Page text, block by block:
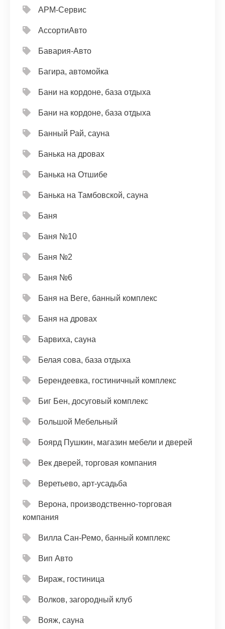
АРМ-Сервис
АссортиАвто
Бавария-Авто
Багира, автомойка
Бани на кордоне, база отдыха
Бани на кордоне, база отдыха
Банный Рай, сауна
Банька на дровах
Банька на Отшибе
Банька на Тамбовской, сауна
Баня
Баня №10
Баня №2
Баня №6
Баня на Веге, банный комплекс
Баня на дровах
Барвиха, сауна
Белая сова, база отдыха
Берендеевка, гостиничный комплекс
Биг Бен, досуговый комплекс
Большой Мебельный
Боярд Пушкин, магазин мебели и дверей
Век дверей, торговая компания
Веретьево, арт-усадьба
Верона, производственно-торговая
компания
Вилла Сан-Ремо, банный комплекс
Вип Авто
Вираж, гостиница
Волков, загородный клуб
Вояж, сауна